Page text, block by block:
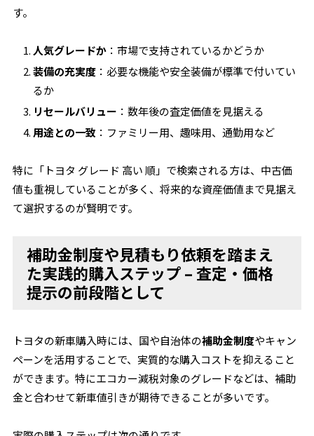
す。
人気グレードか ：市場で支持されているかどうか
装備の充実度 ：必要な機能や安全装備が標準で付いてい
るか
リセールバリュー ：数年後の査定価値を見据える
用途との一致 ：ファミリー用、趣味用、通勤用など
特に「トヨタ グレード 高い 順」で検索される方は、中古価
値も重視していることが多く、将来的な資産価値まで見据え
て選択するのが賢明です。
補助金制度や見積もり依頼を踏まえ
た実践的購入ステップ – 査定・価格
提示の前段階として
トヨタの新車購入時には、国や自治体の補助金制度やキャン
ペーンを活用することで、実質的な購入コストを抑えること
ができます。特にエコカー減税対象のグレードなどは、補助
金と合わせて新車値引きが期待できることが多いです。